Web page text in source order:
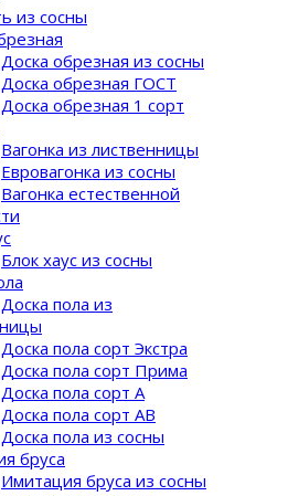
из сосны
Доска обрезная из сосны
Доска обрезная ГОСТ
Доска обрезная 1 сорт
Вагонка из лиственницы
Евровагонка из сосны
Вагонка естественной
Блок хаус из сосны
Доска пола из
Доска пола сорт Экстра
Доска пола сорт Прима
Доска пола сорт A
Доска пола сорт AB
Доска пола из сосны
бруса
Имитация бруса из сосны